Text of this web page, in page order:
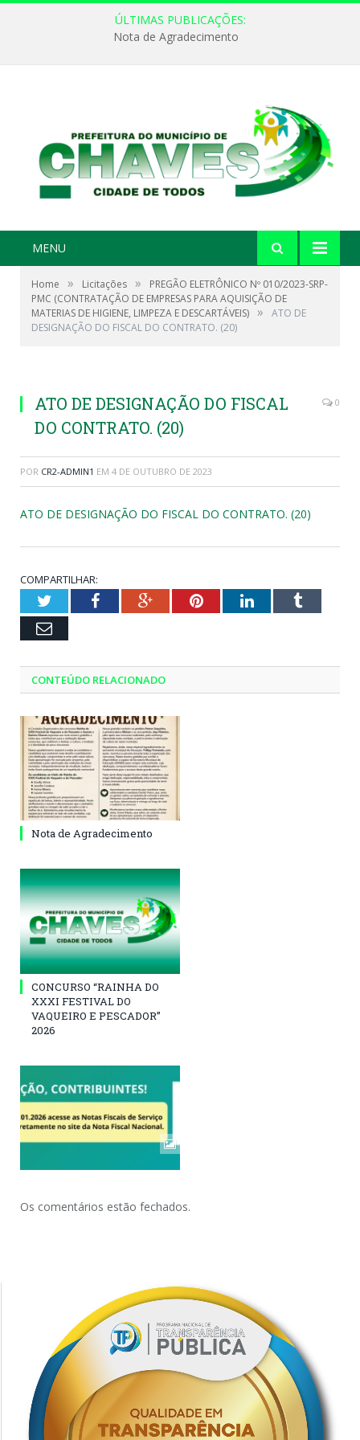
ÚLTIMAS PUBLICAÇÕES:
Nota de Agradecimento
MENU
Home » Licitações »
PREGÃO ELETRÔNICO Nº 010/2023-SRP-
PMC (CONTRATAÇÃO DE EMPRESAS PARA AQUISIÇÃO DE
MATERIAS DE HIGIENE, LIMPEZA E DESCARTÁVEIS) »
ATO DE
DESIGNAÇÃO DO FISCAL DO CONTRATO. (20)
ATO DE DESIGNAÇÃO DO FISCAL
DO CONTRATO. (20)
0
POR CR2-ADMIN1 EM 4 DE OUTUBRO DE 2023
ATO DE DESIGNAÇÃO DO FISCAL DO CONTRATO. (20)
COMPARTILHAR:
TwitterFacebookGoogle+PinterestLinkedInTumblr
Email
CONTEÚDO RELACIONADO
Nota de Agradecimento
CONCURSO “RAINHA DO
XXXI FESTIVAL DO
VAQUEIRO E PESCADOR”
2026
Os comentários estão fechados.